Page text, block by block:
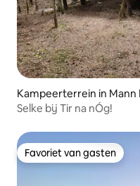
Kampeerterrein in
Selke bij Tir na nÓg!
Favoriet van gasten
Favoriet van gasten